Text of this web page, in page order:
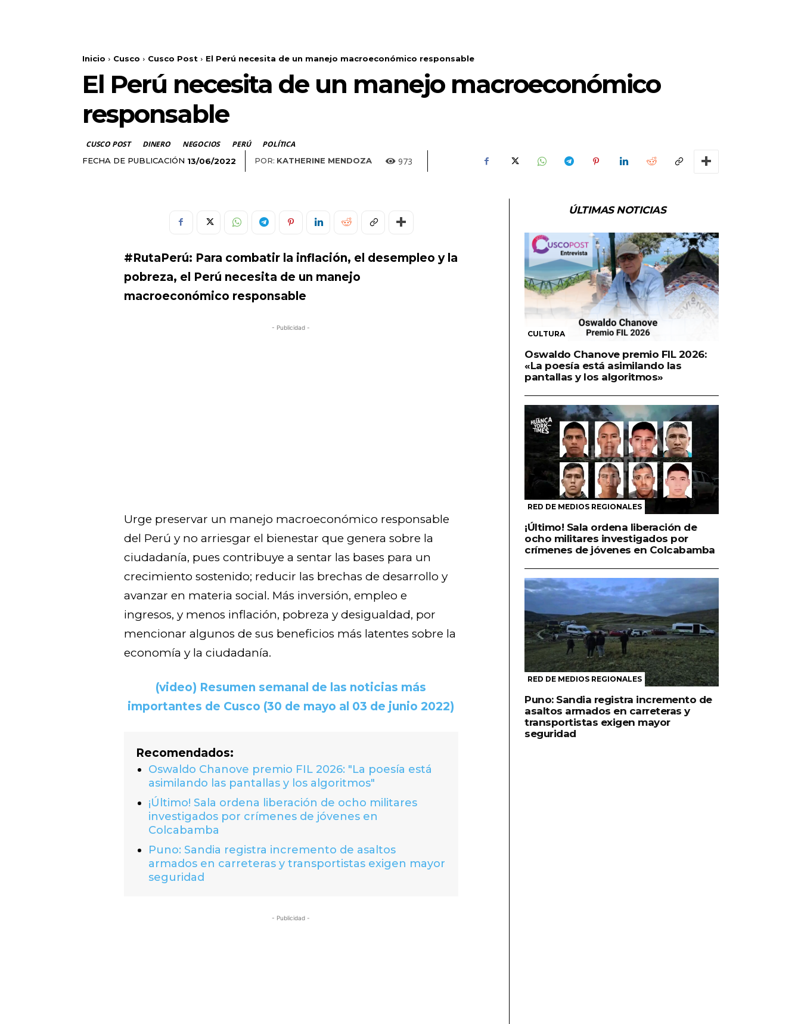
Inicio Cusco Cusco Post El Perú necesita de un manejo macroeconómico responsable
El Perú necesita de un manejo macroeconómico
responsable
CUSCO POST DINERO NEGOCIOS PERÚ POLÍTICA
FECHA DE PUBLICACIÓN 13/06/2022 POR: KATHERINE MENDOZA 973
#RutaPerú: Para combatir la inflación, el desempleo y la
pobreza, el Perú necesita de un manejo
macroeconómico responsable
- Publicidad -
Urge preservar un manejo macroeconómico responsable
del Perú y no arriesgar el bienestar que genera sobre la
ciudadanía, pues contribuye a sentar las bases para un
crecimiento sostenido; reducir las brechas de desarrollo y
avanzar en materia social. Más inversión, empleo e
ingresos, y menos inflación, pobreza y desigualdad, por
mencionar algunos de sus beneficios más latentes sobre la
economía y la ciudadanía.
(video) Resumen semanal de las noticias más
importantes de Cusco (30 de mayo al 03 de junio 2022)
Recomendados:
Oswaldo Chanove premio FIL 2026: "La poesía está
asimilando las pantallas y los algoritmos"
¡Último! Sala ordena liberación de ocho militares
investigados por crímenes de jóvenes en
Colcabamba
Puno: Sandia registra incremento de asaltos
armados en carreteras y transportistas exigen mayor
seguridad
- Publicidad -
ÚLTIMAS NOTICIAS
CULTURA
Oswaldo Chanove premio FIL 2026:
«La poesía está asimilando las
pantallas y los algoritmos»
RED DE MEDIOS REGIONALES
¡Último! Sala ordena liberación de
ocho militares investigados por
crímenes de jóvenes en Colcabamba
RED DE MEDIOS REGIONALES
Puno: Sandia registra incremento de
asaltos armados en carreteras y
transportistas exigen mayor
seguridad